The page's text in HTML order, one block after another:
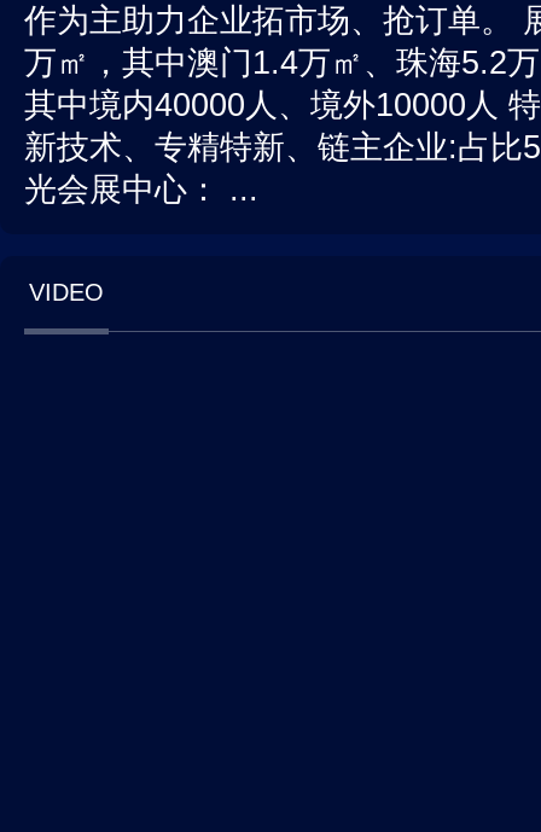
作为主助力企业拓市场、抢订单。
万㎡，其中澳门1.4万㎡、珠海5.2
其中境内40000人、境外10000人
新技术、专精特新、链主企业:占比
光会展中心： ...
VIDEO